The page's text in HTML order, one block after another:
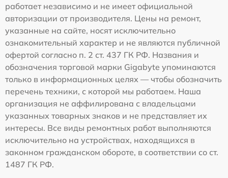
работает независимо и не имеет официальной
авторизации от производителя. Цены на ремонт,
указанные на сайте, носят исключительно
ознакомительный характер и не являются публичной
офертой согласно п. 2 ст. 437 ГК РФ. Названия и
обозначения торговой марки Gigabyte упоминаются
только в информационных целях — чтобы обозначить
перечень техники, с которой мы работаем. Наша
организация не аффилирована с владельцами
указанных товарных знаков и не представляет их
интересы. Все виды ремонтных работ выполняются
исключительно на устройствах, находящихся в
законном гражданском обороте, в соответствии со ст.
1487 ГК РФ.